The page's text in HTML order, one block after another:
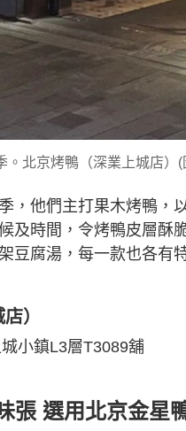
。北京烤鴨（深業上城店）
，他們主打果木烤鴨，
及時間，令烤鴨皮層酥
豆腐湯，每一款也各有
）
小鎮L3層T3089舖
張 選用北京金星